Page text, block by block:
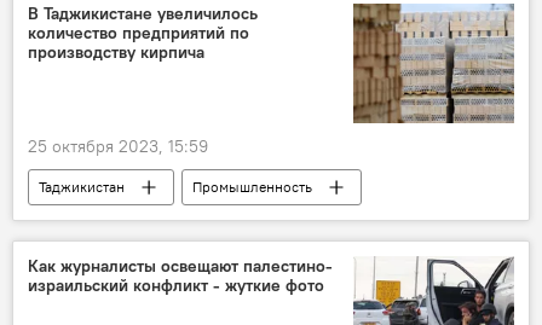
В Таджикистане увеличилось
количество предприятий по
производству кирпича
25 октября 2023, 15:59
Таджикистан
Промышленность
Эмомали Рахмон
Как журналисты освещают палестино-
израильский конфликт - жуткие фото